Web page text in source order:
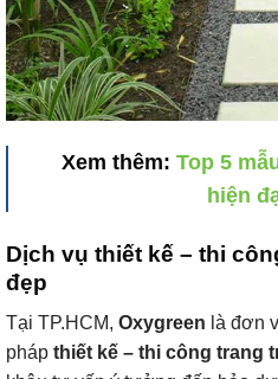
Xem thêm: Top 5
hiện
Dịch vụ thiết kế – thi
đẹp
Tại TP.HCM, Oxygreen là đơn
pháp thiết kế – thi công trang